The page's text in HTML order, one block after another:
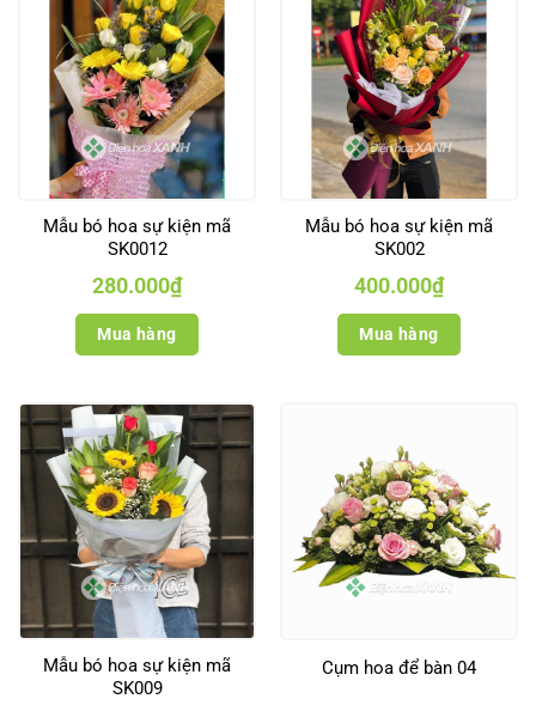
Mẫu bó hoa sự kiện mã
SK0012
280.000₫
Mua hàng
Mẫu bó hoa sự kiện mã
SK002
400.000₫
Mua hàng
Mẫu bó hoa sự kiện mã
SK009
Cụm hoa để bàn 04